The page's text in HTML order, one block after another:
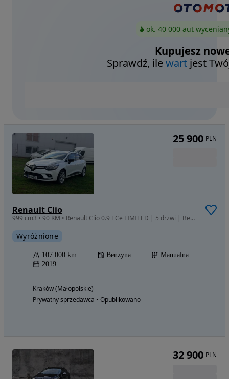
ok. 40 000 aut
Kupujesz
Sprawdź, ilewart jest
Renault Clio
999 cm3 • 90 KM • Renault Clio 0.9 TCe LIMITED | 5 drzwi | Benzyna | Manual
Wyróżnione
107 000 km Benzyna
Manualna
2019
Kraków (Małopolskie)
Prywatny sprzedawca • Opublikowano
25 900 PLN
32 900 PLN